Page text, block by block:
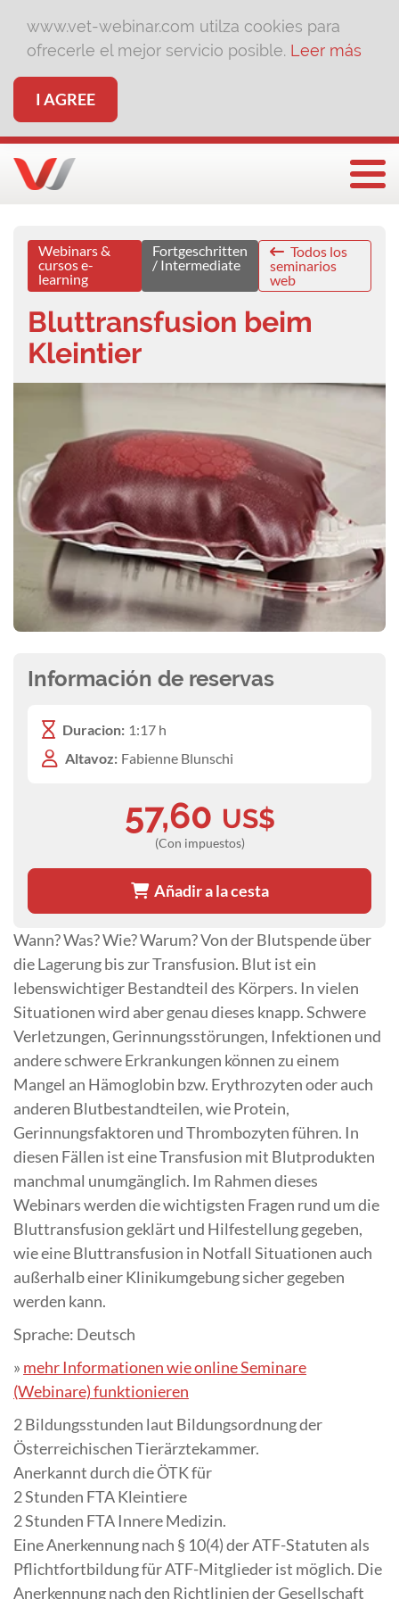
www.vet-webinar.com utilza cookies para
ofrecerle el mejor servicio posible. Leer más
I AGREE
Webinars &
cursos e-
learning
Fortgeschritten
/ Intermediate
Todos los
seminarios
web
Bluttransfusion beim
Kleintier
Wann? Was? Wie? Warum? Von der Blutspende über
die Lagerung bis zur Transfusion. Blut ist ein
lebenswichtiger Bestandteil des Körpers. In vielen
Situationen wird aber genau dieses knapp. Schwere
Verletzungen, Gerinnungsstörungen, Infektionen und
andere schwere Erkrankungen können zu einem
Mangel an Hämoglobin bzw. Erythrozyten oder auch
anderen Blutbestandteilen, wie Protein,
Gerinnungsfaktoren und Thrombozyten führen. In
diesen Fällen ist eine Transfusion mit Blutprodukten
manchmal unumgänglich. Im Rahmen dieses
Webinars werden die wichtigsten Fragen rund um die
Bluttransfusion geklärt und Hilfestellung gegeben,
wie eine Bluttransfusion in Notfall Situationen auch
außerhalb einer Klinikumgebung sicher gegeben
werden kann.
Sprache: Deutsch
» mehr Informationen wie online Seminare
(Webinare) funktionieren
2 Bildungsstunden laut Bildungsordnung der
Österreichischen Tierärztekammer.
Anerkannt durch die ÖTK für
2 Stunden FTA Kleintiere
2 Stunden FTA Innere Medizin.
Eine Anerkennung nach § 10(4) der ATF-Statuten als
Pflichtfortbildung für ATF-Mitglieder ist möglich. Die
Anerkennung nach den Richtlinien der Gesellschaft
Información de reservas
Duracion: 1:17 h
Altavoz: Fabienne Blunschi
57,60 US$
(Con impuestos)
Añadir a la cesta